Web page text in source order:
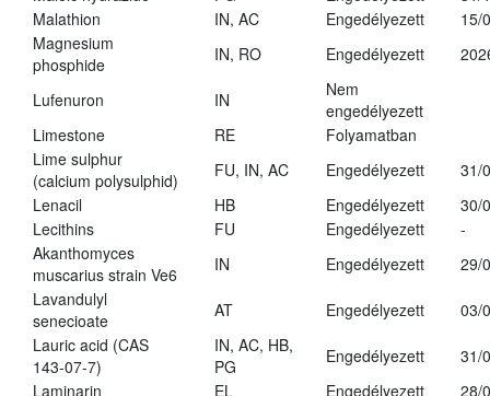
Malathion
IN, AC Engedélyezett
15/
Magnesium
phosphide
IN, RO Engedélyezett
Lufenuron IN
Nem
engedélyezett
Limestone
RE
Folyamatban
Lime sulphur
(calcium polysulphid)
FU, IN, AC Engedélyezett
31/
Lenacil
HB Engedélyezett
30/
Lecithins
FU Engedélyezett
-
Akanthomyces
muscarius strain Ve6
IN Engedélyezett
29/
Lavandulyl
senecioate
AT Engedélyezett
03/
Lauric acid (CAS
143-07-7)
IN, AC, HB,
PG
Engedélyezett
31/
Laminarin
EL Engedélyezett
28/